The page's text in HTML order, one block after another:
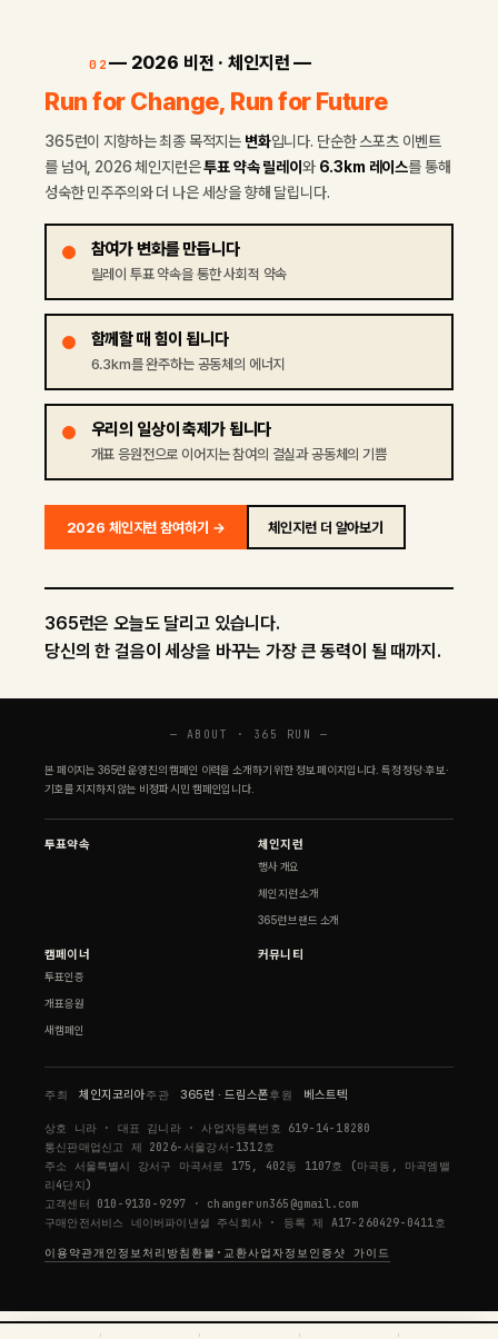
02 — 2026 비전 · 체인지런 —
Run for Change, Run for Future
365런이 지향하는 최종 목적지는 변화입니다. 단순한 스포츠 이벤트
를 넘어, 2026 체인지런은투표 약속 릴레이 와 6.3km 레이스를 통해
성숙한 민주주의와 더 나은 세상을 향해 달립니다.
참여가 변화를 만듭니다
릴레이 투표 약속을 통한 사회적 약속
함께할 때 힘이 됩니다
6.3km를 완주하는 공동체의 에너지
우리의 일상이 축제가 됩니다
개표 응원전으로 이어지는 참여의 결실과 공동체의 기쁨
2026 체인지런 참여하기 → 체인지런 더 알아보기
365런은 오늘도 달리고 있습니다.
당신의 한 걸음이 세상을 바꾸는 가장 큰 동력이 될 때까지.
— ABOUT · 365 RUN —
본 페이지는 365런 운영진의 캠페인 이력을 소개하기 위한 정보 페이지입니다. 특정 정당·후보·
기호를 지지하지 않는 비정파 시민 캠페인입니다.
투표약속 체인지런
행사 개요
체인지런 소개
365런 브랜드 소개
캠페이너
투표인증
개표응원
새캠페인
커뮤니티
주최 체인지코리아주관 365런 · 드림스폰후원 베스트텍
상호 니라 · 대표 김니라· 사업자등록번호 619-14-18280
통신판매업신고 제 2026-서울강서-1312호
주소
서울특별시 강서구 마곡서로 175, 402동 1107호 (마곡동, 마곡엠밸
리4단지)
고객센터 010-9130-9297 · changerun365@gmail.com
구매안전서비스 네이버파이낸셜 주식회사 · 등록제 A17-260429-0411호
이용약관개인정보처리방침 환불·교환사업자정보 인증샷 가이드